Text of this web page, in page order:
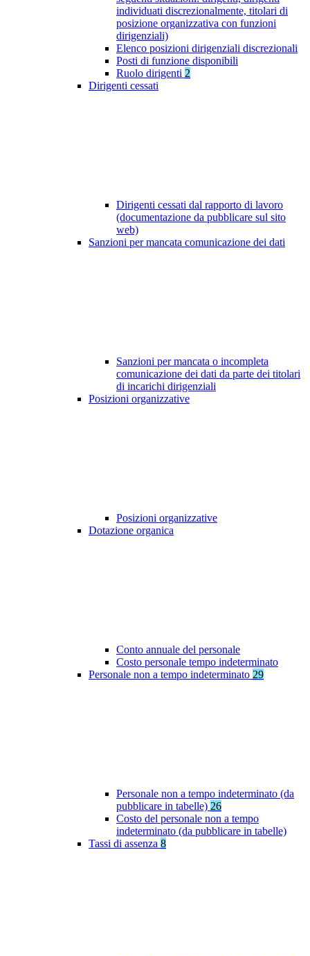
individuati discrezionalmente, titolari di
posizione organizzativa con funzioni
dirigenziali)
Elenco posizioni dirigenziali discrezionali
Posti di funzione disponibili
Ruolo dirigenti 2
Dirigenti cessati
Dirigenti cessati dal rapporto di lavoro
(documentazione da pubblicare sul sito
web)
Sanzioni per mancata comunicazione dei dati
Sanzioni per mancata o incompleta
comunicazione dei dati da parte dei titolari
di incarichi dirigenziali
Posizioni organizzative
Posizioni organizzative
Dotazione organica
Conto annuale del personale
Costo personale tempo indeterminato
Personale non a tempo indeterminato 29
Personale non a tempo indeterminato (da
pubblicare in tabelle) 26
Costo del personale non a tempo
indeterminato (da pubblicare in tabelle)
Tassi di assenza 8